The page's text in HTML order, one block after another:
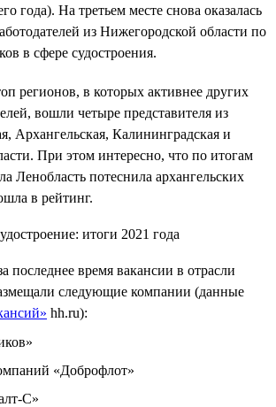
года). На третьем месте снова оказалась
из Нижегородской области по
в сфере судостроения.
регионов, в которых активнее других
вошли четыре представителя из
Калининградская и
При этом интересно, что по итогам
Ленобласть потеснила архангельских
в рейтинг.
последнее время вакансии в отрасли
следующие компании (данные
hh.ru):
«Доброфлот»
С»